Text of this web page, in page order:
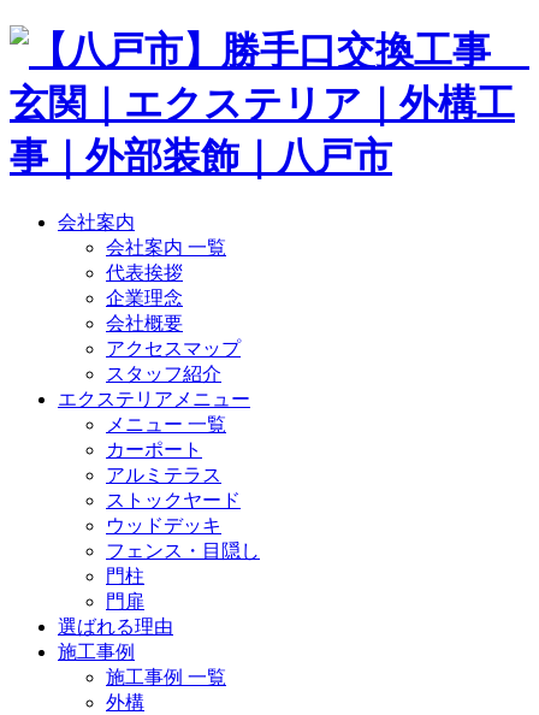
会社案内
会社案内 一覧
代表挨拶
企業理念
会社概要
アクセスマップ
スタッフ紹介
エクステリアメニュー
メニュー 一覧
カーポート
アルミテラス
ストックヤード
ウッドデッキ
フェンス・目隠し
門柱
門扉
選ばれる理由
施工事例
施工事例 一覧
外構